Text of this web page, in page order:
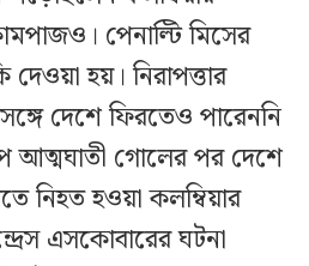
পেনাল্টি মিসের
হয়। নিরাপত্তার
দেশে ফিরতেও পারেননি
আত্মঘাতী গোলের পর দেশে
নিহত হওয়া কলম্বিয়ার
এসকোবারের ঘটনা